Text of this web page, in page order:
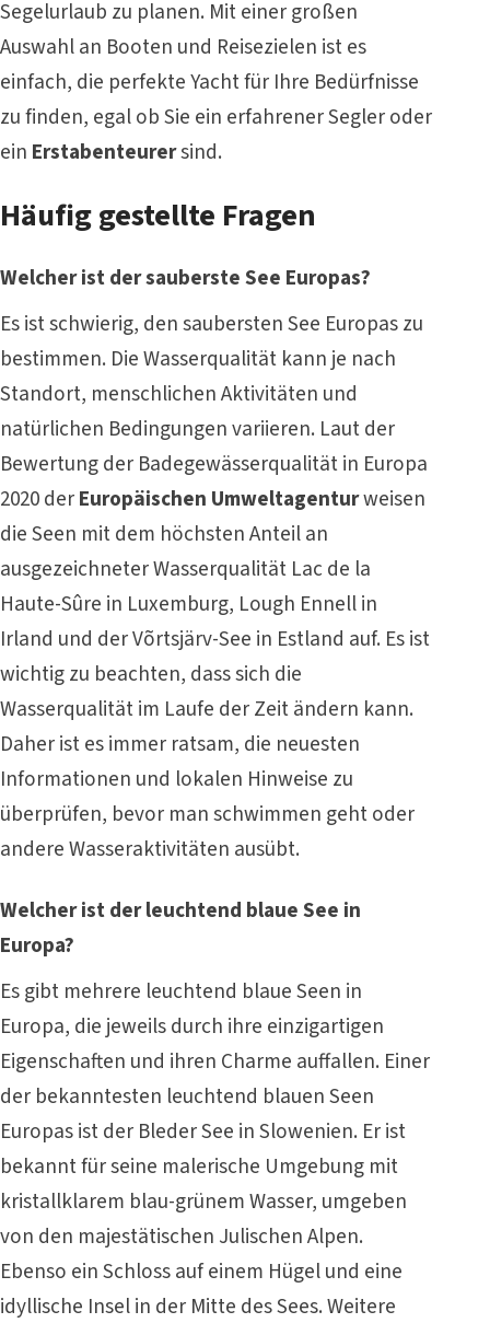
Segelurlaub zu planen. Mit einer großen
Auswahl an Booten und Reisezielen ist es
einfach, die perfekte Yacht für Ihre Bedürfnisse
zu finden, egal ob Sie ein erfahrener Segler oder
ein Erstabenteurersind.
Häufig gestellte Fragen
Welcher ist der sauberste See Europas?
Es ist schwierig, den saubersten See Europas zu
bestimmen. Die Wasserqualität kann je nach
Standort, menschlichen Aktivitäten und
natürlichen Bedingungen variieren. Laut der
Bewertung der Badegewässerqualität in Europa
2020 derEuropäischen Umweltagenturweisen
die Seen mit dem höchsten Anteil an
ausgezeichneter Wasserqualität Lac de la
Haute-Sûre in Luxemburg, Lough Ennell in
Irland und der Võrtsjärv-See in Estland auf. Es ist
wichtig zu beachten, dass sich die
Wasserqualität im Laufe der Zeit ändern kann.
Daher ist es immer ratsam, die neuesten
Informationen und lokalen Hinweise zu
überprüfen, bevor man schwimmen geht oder
andere Wasseraktivitäten ausübt.
Welcher ist der leuchtend blaue See in
Europa?
Es gibt mehrere leuchtend blaue Seen in
Europa, die jeweils durch ihre einzigartigen
Eigenschaften und ihren Charme auffallen. Einer
der bekanntesten leuchtend blauen Seen
Europas ist der Bleder See in Slowenien. Er ist
bekannt für seine malerische Umgebung mit
kristallklarem blau-grünem Wasser, umgeben
von den majestätischen Julischen Alpen.
Ebenso ein Schloss auf einem Hügel und eine
idyllische Insel in der Mitte des Sees. Weitere